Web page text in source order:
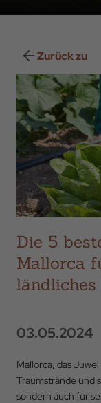
Zurück zu
Die 5
Mallorca
03.05.2024
Mallorca, das
Traumstrände und
sondern auch für